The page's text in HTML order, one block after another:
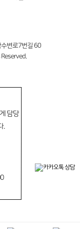
변로7번길 60
담당
.